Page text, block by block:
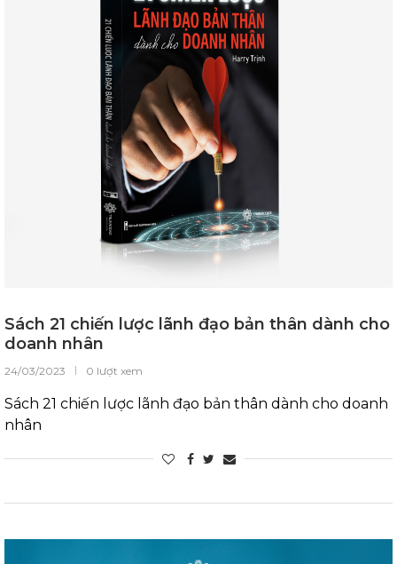
Sách 21 chiến lược lãnh đạo bản thân dành cho
doanh nhân
24/03/2023 0 lượt xem
Sách 21 chiến lược lãnh đạo bản thân dành cho doanh
nhân